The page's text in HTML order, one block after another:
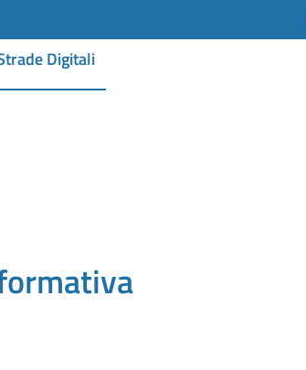
Digitali